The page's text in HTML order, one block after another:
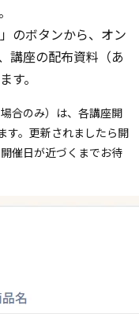
のボタンから、オン
講座の配布資料（あ
す。
合のみ）は、各講座開
す。更新されましたら開
催日が近づくまでお待